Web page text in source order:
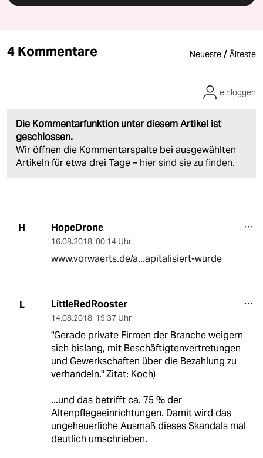
4 Kommentare Neueste / Älteste
Die Kommentarfunktion unter diesem Artikel ist
geschlossen.
Wir öffnen die Kommentarspalte bei ausgewählten
Artikeln für etwa drei Tage – hier sind sie zu finden.
einloggen
H HopeDrone
16.08.2018, 00:14 Uhr
www.vorwaerts.de/a...apitalisiert-wurde
L LittleRedRooster
14.08.2018, 19:37 Uhr
"Gerade private Firmen der Branche weigern
sich bislang, mit Beschäftigtenvertretungen
und Gewerkschaften über die Bezahlung zu
verhandeln." Zitat: Koch)
...und das betrifft ca. 75 % der
Altenpflegeeinrichtungen. Damit wird das
ungeheuerliche Ausmaß dieses Skandals mal
deutlich umschrieben.